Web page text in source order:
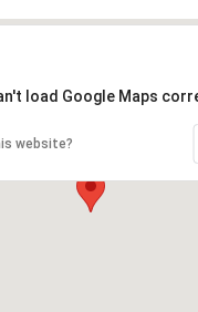
load Google Maps
website?